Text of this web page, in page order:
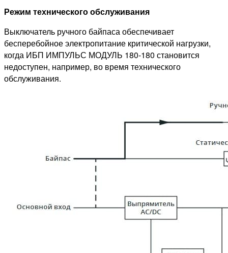
Режим технического обслуживания
Выключатель ручного байпаса обеспечивает
бесперебойное электропитание критической нагрузки,
когда ИБП ИМПУЛЬС МОДУЛЬ 180-180 становится
недоступен, например, во время технического
обслуживания.